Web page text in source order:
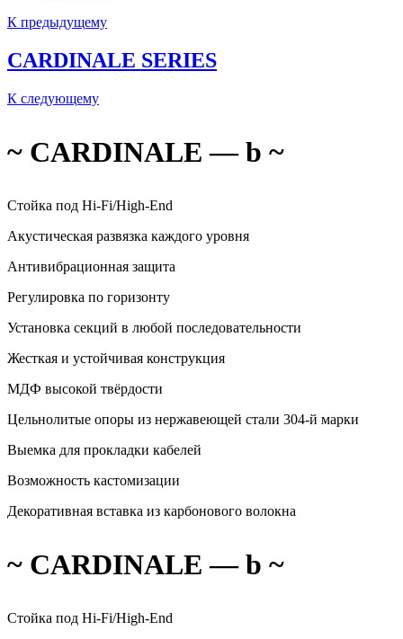
К предыдущему
CARDINALE SERIES
К следующему
~ CARDINALE — b ~
Стойка под Hi-Fi/High-End
Акустическая развязка каждого уровня
Антивибрационная защита
Регулировка по горизонту
Установка секций в любой последовательности
Жесткая и устойчивая конструкция
МДФ высокой твёрдости
Цельнолитые опоры из нержавеющей стали 304-й марки
Выемка для прокладки кабелей
Возможность кастомизации
Декоративная вставка из карбонового волокна
~ CARDINALE — b ~
Стойка под Hi-Fi/High-End